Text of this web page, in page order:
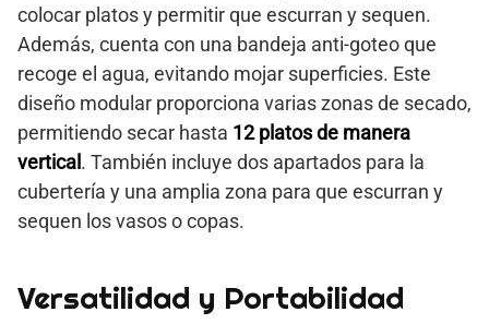
colocar platos y permitir que escurran y sequen.
Además, cuenta con una bandeja anti-goteo que
recoge el agua, evitando mojar superficies. Este
diseño modular proporciona varias zonas de secado,
permitiendo secar hasta 12 platos de manera
vertical . También incluye dos apartados para la
cubertería y una amplia zona para que escurran y
sequen los vasos o copas.
Versatilidad y Portabilidad